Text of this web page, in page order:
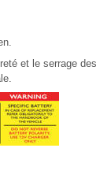
et le serrage